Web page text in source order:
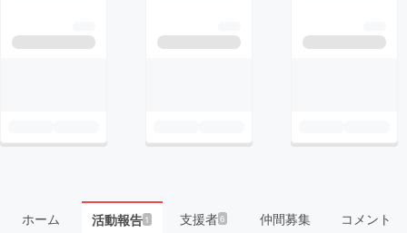
ホーム 活動報告1 支援者6 仲間募集 コメント